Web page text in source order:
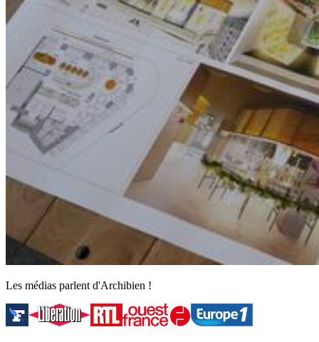
Les médias parlent d'Archibien !